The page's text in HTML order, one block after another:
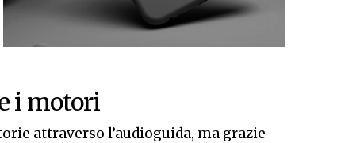
i motori
attraverso l’audioguida, ma grazie